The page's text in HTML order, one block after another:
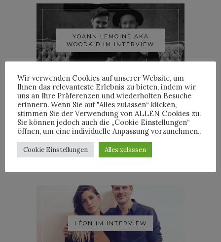
YOANN LEMOINE AKA
WOODKID IM INTERVIEW
ROOSEVELT IM INTERVIEW
LÉON IM INTERVIEW
Wir verwenden Cookies auf unserer Website, um
Ihnen das relevanteste Erlebnis zu bieten, indem wir
uns an Ihre Präferenzen und wiederholten Besuche
erinnern. Wenn Sie auf "Alles zulassen“ klicken,
stimmen Sie der Verwendung von ALLEN Cookies zu.
Sie können jedoch auch die „Cookie Einstellungen“
öffnen, um eine individuelle Anpassung vorzunehmen..
Cookie Einstellungen Alles zulassen